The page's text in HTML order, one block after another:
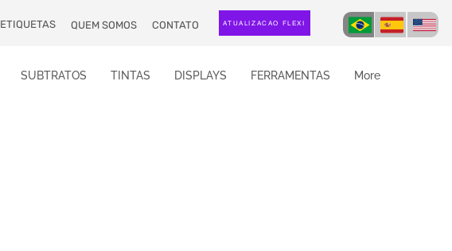
ETIQUETAS QUEM SOMOS CONTATO ATUALIZAÇÃO FLEXI
SUBTRATOS TINTAS DISPLAYS FERRAMENTAS More